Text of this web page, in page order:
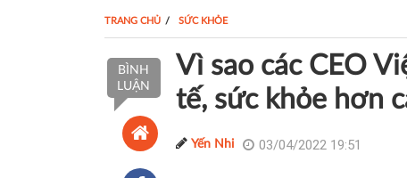
TRANG CHỦ SỨC KHỎE
BÌNH
LUẬN
Vì sao các CEO
tế, sức khỏe hơn
Yến Nhi 03/04/2022 19:51